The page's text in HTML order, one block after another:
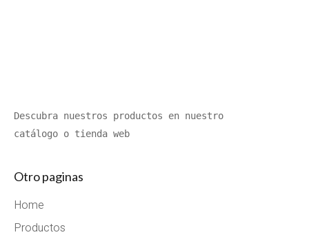
Descubra nuestros productos en nuestro
catálogo o tienda web
Otro paginas
Home
Productos